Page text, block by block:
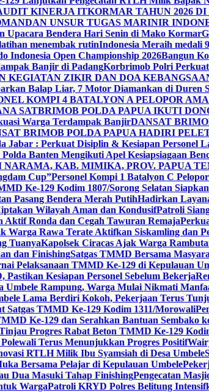
KINERJA ITKORMAR TAHUN 2026
UNSUR TUGAS MARINIR
Upacara Bendera Hari Senin di Mako Kormar
menembak rutinIndonesia Meraih medali
Indonesia Open Championship 2026Bangun
Banjir di PadangKorbrimob Polri
KEGIATAN ZIKIR DAN DOA
Balap Liar, 7 Motor Diamankan di Duren
KOMPI 4 BATALYON A PELOPOR
SATBRIMOB POLDA PAPUA IKUTI
Warga Terdampak BanjirDANSAT
BRIMOB POLDA PAPUA HADIRI
Jabar : Perkuat Disiplin & Kesiapan Personel
Banten Mengikuti Apel Kesiapsiagaan
KAB. MIMIKA, PROV. PAPUA
Cup”Personel Kompi 1 Batalyon C
Ke-129 Kodim 1807/Sorong Selatan
Pasang Bendera Merah PutihHadirkan
Wilayah Aman dan KondusifPatroli
Aktif Ronda dan Cegah Tawuran Remaja
Warga Rawa Terate Aktifkan Siskamling dan
TuanyaKapolsek Ciracas Ajak Warga
dan FinishingSatgas TMMD Bersama
Pelaksanaan TMMD Ke-129 di Kepulauan
Kesiapan Personel Sebelum Bekerja
Umbele Rampung, Warga Mulai Nikmati
Lama Berdiri Kokoh, Pekerjaan Terus
Satgas TMMD Ke-129 Kodim 1311/Morowali
Ke-129 dan Serahkan Bantuan Sembako
Progres Rabat Beton TMMD Ke-129
Terus Menunjukkan Progres Positif
RTLH Milik Ibu Syamsiah di Desa Umbele
Bersama Pelajar di Kepulauan Umbele
Dua Masuki Tahap FinishingPengecatan
WargaPatroli KRYD Polres Belitung